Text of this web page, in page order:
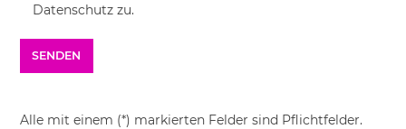
Datenschutz zu.
Alle mit einem (*) markierten Felder sind Pflichtfelder.